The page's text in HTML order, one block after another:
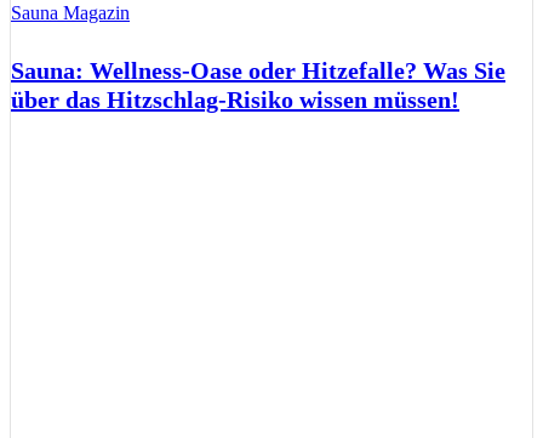
Sauna Magazin
Sauna: Wellness-Oase oder Hitzefalle? Was Sie
über das Hitzschlag-Risiko wissen müssen!